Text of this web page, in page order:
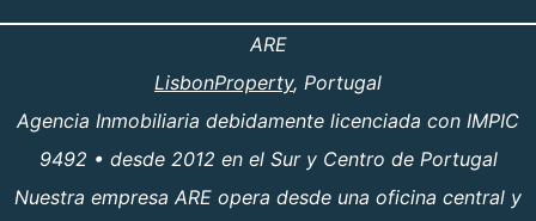
ARE
LisbonProperty, Portugal
Agencia Inmobiliaria debidamente licenciada con IMPIC
9492 • desde 2012 en el Sur y Centro de Portugal
Nuestra empresa ARE opera desde una oficina central y